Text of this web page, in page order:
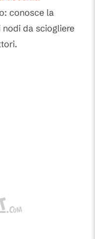
conosce la
da sciogliere